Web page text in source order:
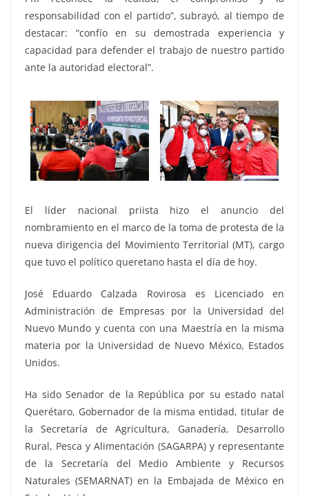
responsabilidad con el partido”, subrayó, al tiempo de
destacar: “confío en su demostrada experiencia y
capacidad para defender el trabajo de nuestro partido
ante la autoridad electoral”.
El líder nacional priista hizo el anuncio del
nombramiento en el marco de la toma de protesta de la
nueva dirigencia del Movimiento Territorial (MT), cargo
que tuvo el político queretano hasta el día de hoy.
José Eduardo Calzada Rovirosa es Licenciado en
Administración de Empresas por la Universidad del
Nuevo Mundo y cuenta con una Maestría en la misma
materia por la Universidad de Nuevo México, Estados
Unidos.
Ha sido Senador de la República por su estado natal
Querétaro, Gobernador de la misma entidad, titular de
la Secretaría de Agricultura, Ganadería, Desarrollo
Rural, Pesca y Alimentación (SAGARPA) y representante
de la Secretaría del Medio Ambiente y Recursos
Naturales (SEMARNAT) en la Embajada de México en